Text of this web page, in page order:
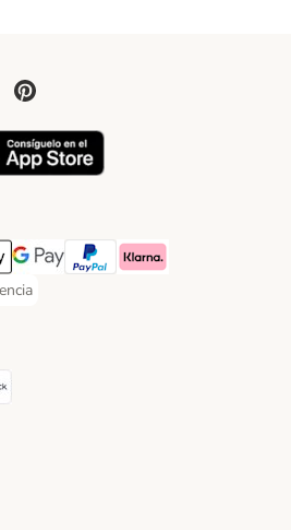
Payment Method
Payment Method
Google Pay Payment Method
PayPal Payment Method
Klarna Payment Method
Payment Method
Method
Shipping Method
paack Shipping Method